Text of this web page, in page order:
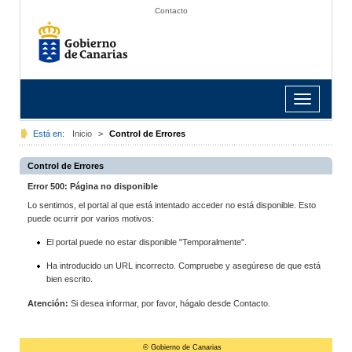
Contacto
Toggle
navigation
Está en: Inicio > Control de Errores
Control de Errores
Error 500: Página no disponible
Lo sentimos, el portal al que está intentado acceder no está disponible. Esto
puede ocurrir por varios motivos:
El portal puede no estar disponible "Temporalmente".
Ha introducido un URL incorrecto. Compruebe y asegúrese de que está
bien escrito.
Atención: Si desea informar, por favor, hágalo desde Contacto.
© Gobierno de Canarias